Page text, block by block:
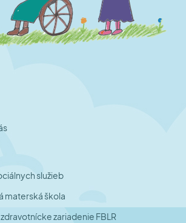
služieb
materská škola
zariadenie FBLR